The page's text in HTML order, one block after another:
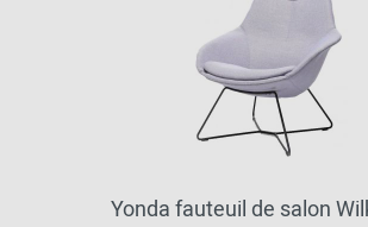
Yonda fauteuil de salon